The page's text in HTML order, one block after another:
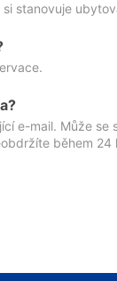
stanovuje
e-mail. Může
během